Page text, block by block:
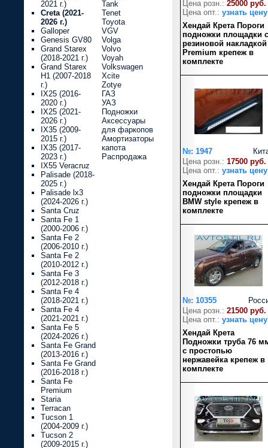
Цена розн.: 25000 руб.
Цена опт.: узнать цену
Хендай Крета Пороги
подножки площадки с
резиновой накладкой
Premium крепеж в
комплекте
№: 1947
Цена розн.: 17500 руб.
Цена опт.: узнать цену
Хендай Крета Пороги
подножки площадки
BMW style крепеж в
комплекте
№: 10355
Цена розн.: 21500 руб.
Цена опт.: узнать цену
Хендай Крета
Подножки труба 76
с простопью
нержавейка крепеж в
комплекте
2021 г.)
Creta (2021-
2026 г.)
Galloper
Genesis GV80
Grand Starex
(2018-2021 г.)
Grand Starex
H1 (2007-2018
г.)
IX25 (2016-
2020 г.)
IX25 (2021-
2026 г.)
IX35 (2009-
2015 г.)
IX35 (2017-
2023 г.)
IX55 Veracruz
Palisade (2018-
2025 г.)
Palisade lx3
(2024-2026 г.)
Santa Cruz
Santa Fe 1
(2000-2006 г.)
Santa Fe 2
(2006-2010 г.)
Santa Fe 2
(2010-2012 г.)
Santa Fe 3
(2012-2018 г.)
Santa Fe 4
(2018-2021 г.)
Santa Fe 4
(2021-2021 г.)
Santa Fe 5
(2024-2026 г.)
Santa Fe Grand
(2013-2016 г.)
Santa Fe Grand
(2016-2018 г.)
Santa Fe
Premium
Staria
Terracan
Tucson 1
(2004-2009 г.)
Tucson 2
(2009-2015 г.)
Tank
Tenet
Toyota
VGV
Volga
Volvo
Voyah
Volkswagen
Xcite
Zotye
ГАЗ
УАЗ
Подножки
Аксессуары
для фаркопов
Амортизаторы
капота
Распродажа